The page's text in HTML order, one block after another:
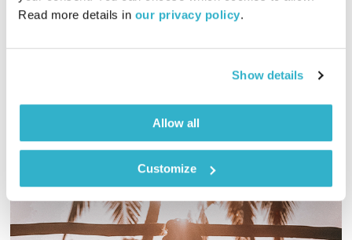
Read more details in our privacy policy.
Show details
Allow all
Customize